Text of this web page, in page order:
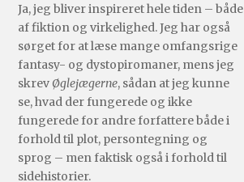
Ja, jeg bliver inspireret hele tiden – både
af fiktion og virkelighed. Jeg har også
sørget for at læse mange omfangsrige
fantasy- og dystopiromaner, mens jeg
skrev Øglejægerne, sådan at jeg kunne
se, hvad der fungerede og ikke
fungerede for andre forfattere både i
forhold til plot, persontegning og
sprog – men faktisk også i forhold til
sidehistorier.